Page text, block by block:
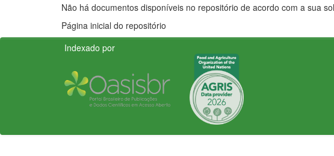
Não há documentos disponíveis no repositório de acordo com a sua
Página inicial do repositório
Indexado por